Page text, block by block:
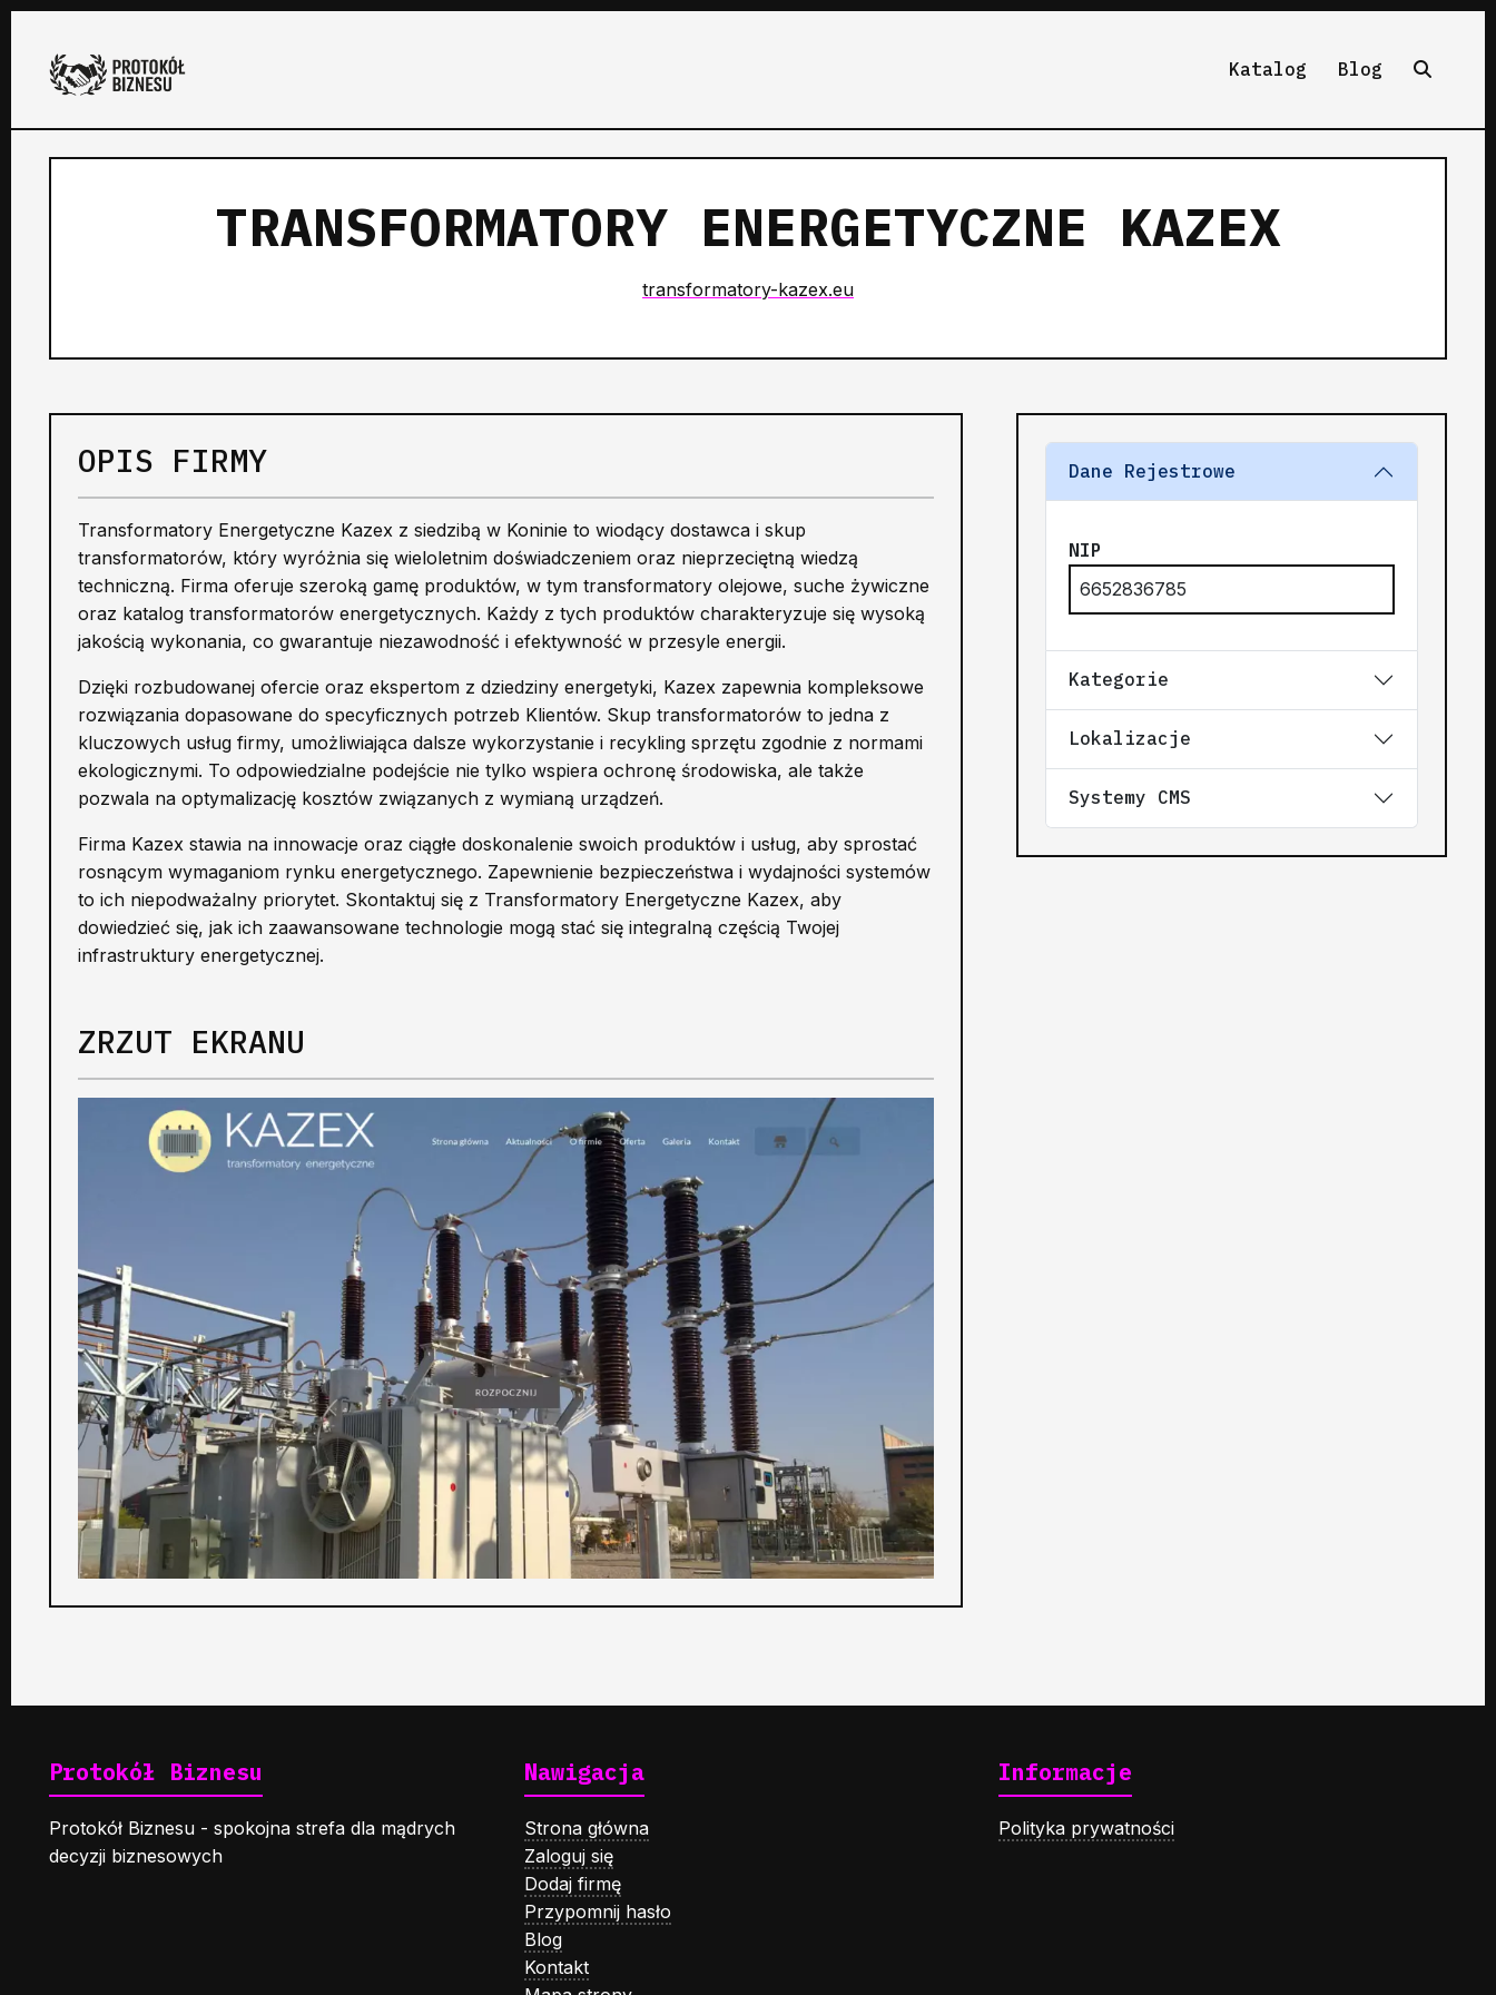
Katalog Blog
TRANSFORMATORY ENERGETYCZNE KAZEX
transformatory-kazex.eu
OPIS FIRMY
Transformatory Energetyczne Kazex z siedzibą w Koninie to wiodący dostawca i skup
transformatorów, który wyróżnia się wieloletnim doświadczeniem oraz nieprzeciętną wiedzą
techniczną. Firma oferuje szeroką gamę produktów, w tym transformatory olejowe, suche żywiczne
oraz katalog transformatorów energetycznych. Każdy z tych produktów charakteryzuje się wysoką
jakością wykonania, co gwarantuje niezawodność i efektywność w przesyle energii.
Dzięki rozbudowanej ofercie oraz ekspertom z dziedziny energetyki, Kazex zapewnia kompleksowe
rozwiązania dopasowane do specyficznych potrzeb Klientów. Skup transformatorów to jedna z
kluczowych usług firmy, umożliwiająca dalsze wykorzystanie i recykling sprzętu zgodnie z normami
ekologicznymi. To odpowiedzialne podejście nie tylko wspiera ochronę środowiska, ale także
pozwala na optymalizację kosztów związanych z wymianą urządzeń.
Firma Kazex stawia na innowacje oraz ciągłe doskonalenie swoich produktów i usług, aby sprostać
rosnącym wymaganiom rynku energetycznego. Zapewnienie bezpieczeństwa i wydajności systemów
to ich niepodważalny priorytet. Skontaktuj się z Transformatory Energetyczne Kazex, aby
dowiedzieć się, jak ich zaawansowane technologie mogą stać się integralną częścią Twojej
infrastruktury energetycznej.
ZRZUT EKRANU
Dane Rejestrowe
NIP
6652836785
Kategorie
Lokalizacje
Systemy CMS
Protokół Biznesu
Protokół Biznesu - spokojna strefa dla mądrych
decyzji biznesowych
Nawigacja
Strona główna
Zaloguj się
Dodaj firmę
Przypomnij hasło
Blog
Kontakt
Informacje
Polityka prywatności